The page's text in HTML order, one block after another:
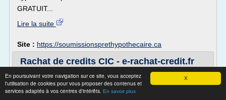
X
En poursuivant votre navigation sur ce site, vous acceptez
l'utilisation de cookies pour vous proposer des contenus et
services adaptés à vos centres d'intérêts. En savoir plus
GRATUIT...
Lire la suite
Site : https://soumissionsprethypothecaire.ca
Rachat de credits CIC - e-rachat-credit.fr
Rachat de credits CIC
Présentation du CIC